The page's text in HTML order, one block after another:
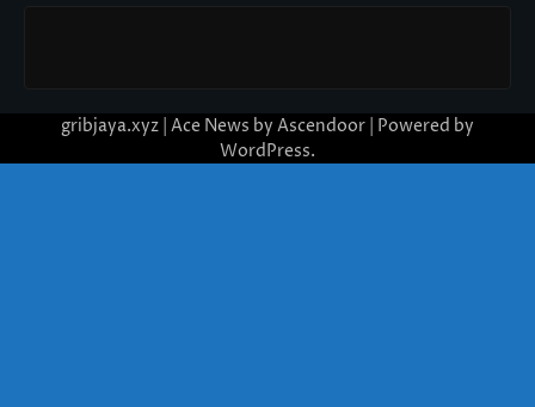
gribjaya.xyz | Ace News by Ascendoor | Powered by
WordPress.